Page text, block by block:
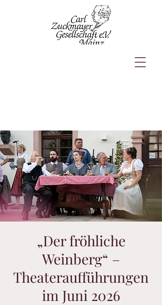
„Der fröhliche
Weinberg“ –
Theateraufführungen
im Juni 2026